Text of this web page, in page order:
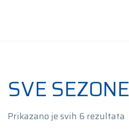
SVE SEZONE
Prikazano je svih 6 rezultata